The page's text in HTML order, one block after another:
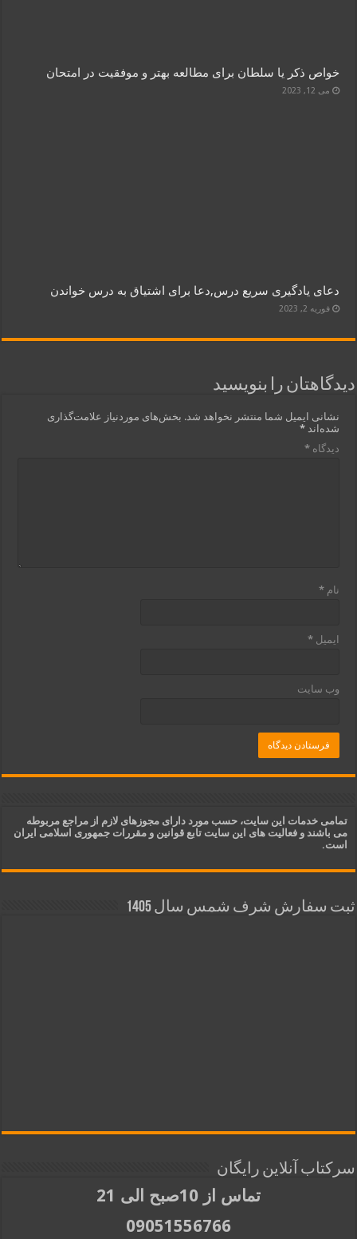
خواص ذکر یا سلطان برای مطالعه بهتر و موفقیت در امتحان
می 12, 2023
دعای یادگیری سریع درس,دعا برای اشتیاق به درس خواندن
فوریه 2, 2023
دیدگاهتان را بنویسید
نشانی ایمیل شما منتشر نخواهد شد. بخش‌های موردنیاز علامت‌گذاری
شده‌اند*
دیدگاه*
نام*
ایمیل*
وب‌ سایت
تمامی خدمات این سایت، حسب مورد دارای مجوزهای لازم از مراجع مربوطه
می باشند و فعالیت های این سایت تابع قوانین و مقررات جمهوری اسلامی ایران
است.
ثبت سفارش شرف شمس سال 1405
سرکتاب آنلاین رایگان
تماس از 10صبح الی 21
09051556766